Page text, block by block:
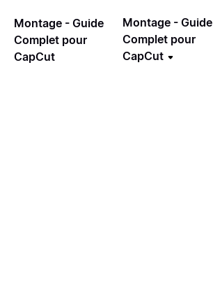
Montage - Guide
Complet pour
CapCut
Montage - Guide
Complet pour
CapCut